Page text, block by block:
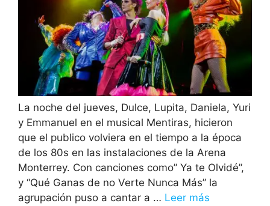
La noche del jueves, Dulce, Lupita, Daniela, Yuri
y Emmanuel en el musical Mentiras, hicieron
que el publico volviera en el tiempo a la época
de los 80s en las instalaciones de la Arena
Monterrey. Con canciones como” Ya te Olvidé”,
y “Qué Ganas de no Verte Nunca Más” la
agrupación puso a cantar a … Leer más